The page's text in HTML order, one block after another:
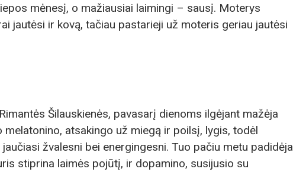
mėnesį, o mažiausiai laimingi – sausį. Moterys
jautėsi ir kovą, tačiau pastarieji už moteris geriau jautėsi
Šilauskienės, pavasarį dienoms ilgėjant mažėja
melatonino, atsakingo už miegą ir poilsį, lygis, todėl
žvalesni bei energingesni. Tuo pačiu metu padidėja
stiprina laimės pojūtį, ir dopamino, susijusio su